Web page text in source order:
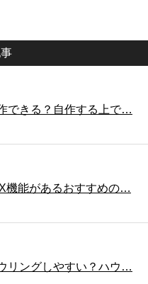
できる？自作する上で…
機能があるおすすめの…
リングしやすい？ハウ…